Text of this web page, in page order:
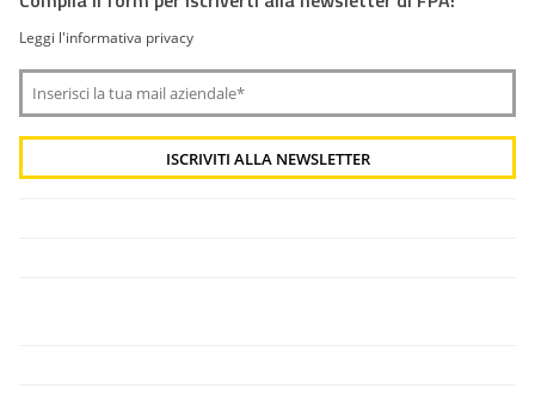
Leggi l'informativa privacy